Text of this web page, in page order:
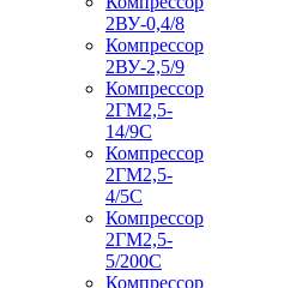
2ВУ-0,4/8
Компрессор
2ВУ-2,5/9
Компрессор
2ГМ2,5-
14/9С
Компрессор
2ГМ2,5-
4/5С
Компрессор
2ГМ2,5-
5/200С
Компрессор